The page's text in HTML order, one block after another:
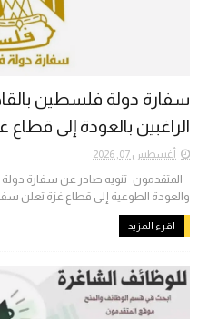
سفارة دولة فلسطين
الراغبين بالعودة إلى قطاع
أغسطس 07, 2026
المتقدمون تنويه صادر عن سفارة
والعودة الطوعية إلى قطاع غزة تعلن
اقرء المزيد